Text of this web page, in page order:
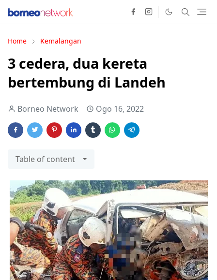
Home Kemalangan
3 cedera, dua kereta
bertembung di Landeh
Borneo Network Ogo 16, 2022
Table of content